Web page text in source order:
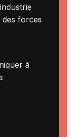
des forces
à